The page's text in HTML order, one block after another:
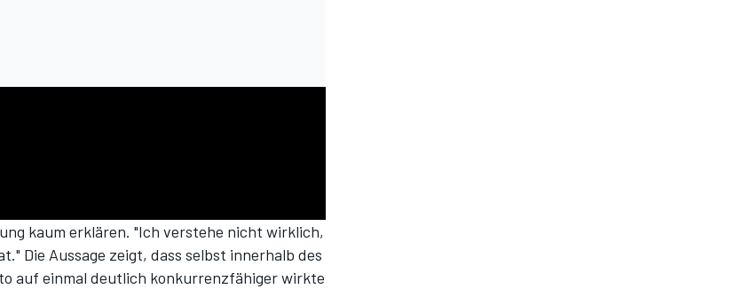
kaum erklären. "Ich verstehe nicht wirklich,
Die Aussage zeigt, dass selbst innerhalb des
auf einmal deutlich konkurrenzfähiger wirkte